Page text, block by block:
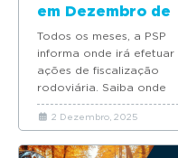
em Dezembro de
2025
Todos os meses, a PSP
informa onde irá efetuar
ações de fiscalização
rodoviária. Saiba onde
estão os radares da PSP
em Dezembro de...
2 Dezembro, 2025